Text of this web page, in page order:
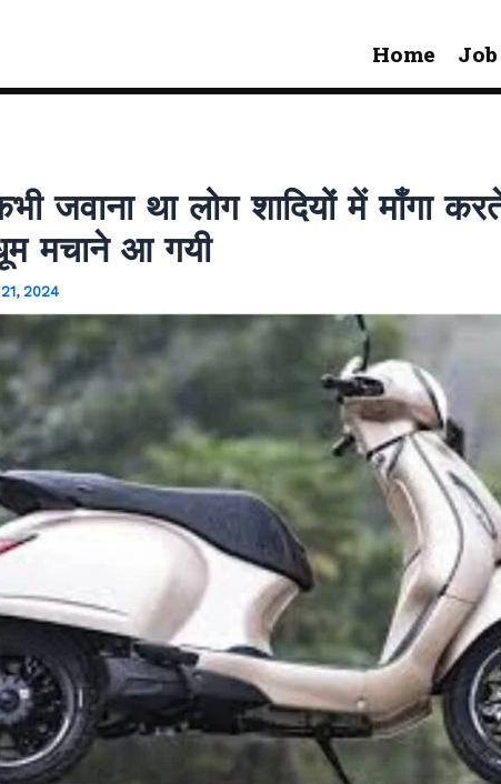
Home
जवाना था लोग शादियों में माँगा
मचाने आ गयी
2024